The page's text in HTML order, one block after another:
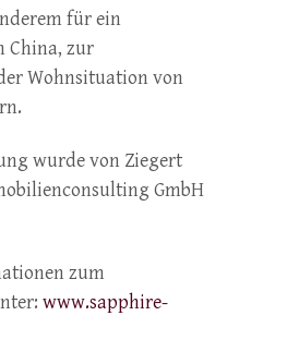
für ein
China, zur
Wohnsituation von
wurde von Ziegert
GmbH
zum
www.sapphire-